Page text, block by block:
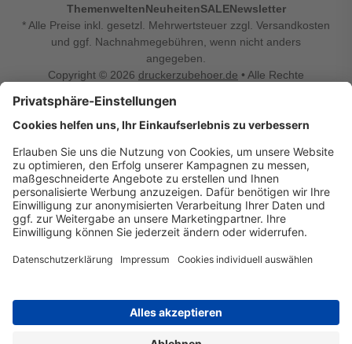
ThemenweltenNeuheitenSALENewsletter
* Alle Preise inkl. gesetzl. Mehrwertsteuer zzgl. Versandkosten
und ggf. Nachnahmegebühren, wenn nicht anders
angegeben.
Copyright © 2026 druckerzubehoer.de • Alle Rechte
Vertrag widerrufen
Druckerzubehoer.de – preiswerte Qualität für Ihr Office
Sie sind auf der Suche nach dem passenden Druckerzubehör
oder Zubehör für das Büro, den Computer oder Ihr
Smartphone? Dann sind Sie bei Druckerzubehoer.de genau
richtig! Unser breites Sortiment bietet unter anderem Tinte
und Toner für alle gängigen Druckermodelle – großer sowie
kleiner Hersteller. Zugleich sind wir Ihr Online Fachhandel für
einrichten, die Werkstatt ausstatten oder den Alltag mit
was Ihren Arbeitsplatz noch komfortabler macht, finden Sie
bei uns auch Bastelspaß, Schulbedarf, Beleuchtung,